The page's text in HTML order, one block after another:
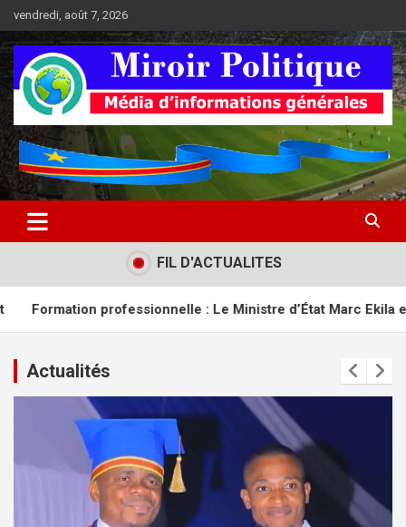
au
contenu
vendredi, août 7, 2026
Médias d'informations socio-
politiques
Médias d'informations socio-politiques
FIL D'ACTUALITES
: Le Ministre d’État Marc Ekila exige plus de rigueur dans
Actualités